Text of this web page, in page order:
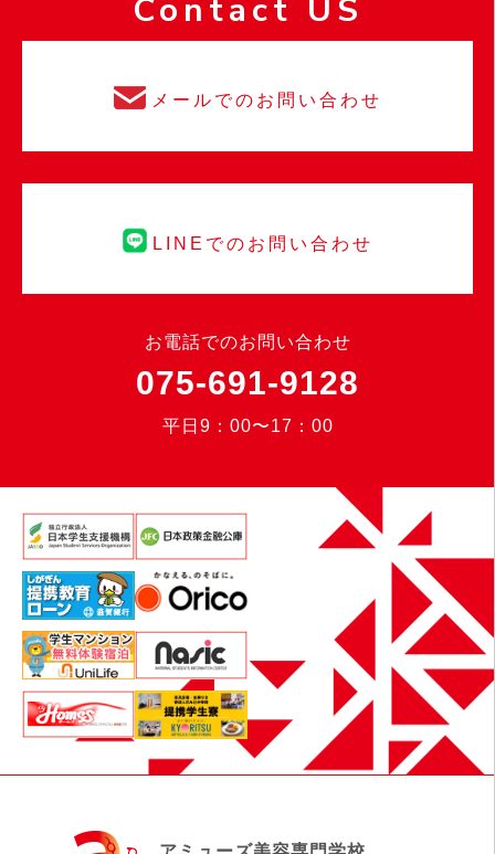
Contact US
メールでのお問い合わせ
LINEでのお問い合わせ
お電話でのお問い合わせ
075-691-9128
平日9：00〜17：00